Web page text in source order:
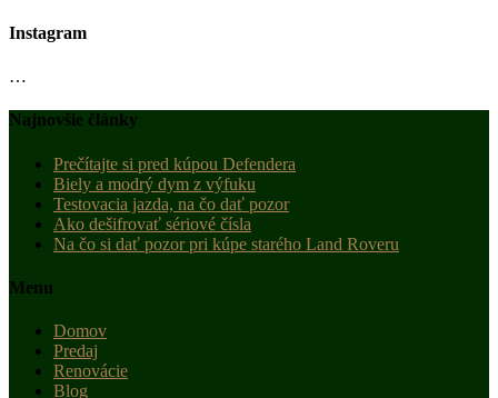
Instagram
…
Najnovšie články
Prečítajte si pred kúpou Defendera
Biely a modrý dym z výfuku
Testovacia jazda, na čo dať pozor
Ako dešifrovať sériové čísla
Na čo si dať pozor pri kúpe starého Land Roveru
Menu
Domov
Predaj
Renovácie
Blog